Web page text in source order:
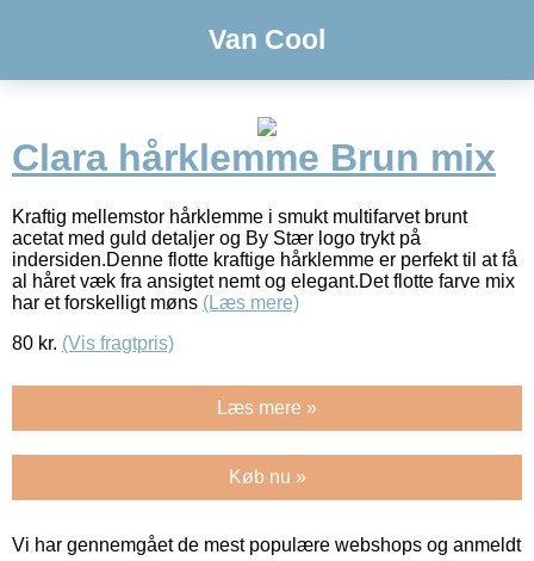
Van Cool
Clara hårklemme Brun mix
Kraftig mellemstor hårklemme i smukt multifarvet brunt
acetat med guld detaljer og By Stær logo trykt på
indersiden.Denne flotte kraftige hårklemme er perfekt til at få
al håret væk fra ansigtet nemt og elegant.Det flotte farve mix
har et forskelligt møns (Læs mere)
80 kr. (Vis fragtpris)
Læs mere »
Køb nu »
Vi har gennemgået de mest populære webshops og anmeldt